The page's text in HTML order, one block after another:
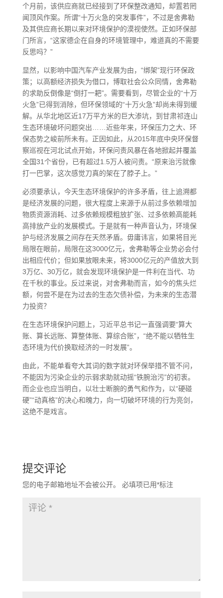
个月前，该供应商就已经接到了环保整改通知，却置若罔
闻顶风作案。所谓“十万火急的突发事件”，不过是舍弗勒
及其供应商长期以来对环境保护的漠视使然。正如环保部
门所言，“这家德企在自身的环境管理中，难道真的不需要
反思吗？”
显然，以影响中国汽车产业发展为由，“绑架”现行环保政
策；以高额经济损失为借口，博取社会公众同情，舍弗勒
的求助反倒像是“倒打一耙”。需要看到，尽管企业的“十万
火急”已得到消除，但环保领域的“十万火急”却尚未得到缓
解。从华北地区近17万平方米的巨大渗坑，到甘肃祁连山
生态环境破坏问题突出……近些年来，环保压力之大、环
保态势之峻前所未有。正因如此，从2015年底中央环保督
察巡视在河北试点开始，环保问责风暴在各地掀起并覆盖
全国31个省份，已有超过1.5万人被问责。“原来治污就像
打一巴掌，这次感觉刀真的架在了脖子上。”
必须要承认，今天生态环境保护的许多矛盾，往上追溯都
是经济发展的问题，很大程度上来源于从前过多依赖增加
物质资源消耗、过多依赖规模粗放扩张、过多依赖高能耗
高排放产业的发展模式。于是就有一种声音认为，环境保
护与经济发展之间存在天然矛盾。毋庸讳言，如果将目光
局限在眼前，局限在这3000亿元，舍弗勒等企业势必会付
出相应代价；但如果放眼未来，将3000亿元的产值放大到
3万亿、30万亿，就会发现环境保护是一件利在当代、功
在千秋的事业。反过来说，对舍弗勒而言，如今的焦头烂
额，何尝不是在为过去的生态欠债补偿，为未来的生态潜
力投资？
在生态环境保护问题上，习近平总书记一直强调要“算大
账、算长远账、算整体账、算综合账”，“绝不能以牺牲生
态环境为代价换取经济的一时发展”。
由此，不能单看夸大其词的数字就对环保举措不管不问，
不能因为污染企业的示弱求助就动摇“铁腕治污”的初衷。
而企业也应当明白，以壮士断腕的勇气和作为，以“硬碰
硬”“动真格”的决心和魄力，向一切破坏环境的行为亮剑，
这绝不是戏言。
提交评论
您的电子邮箱地址不会被公开。 必填项已用*标注